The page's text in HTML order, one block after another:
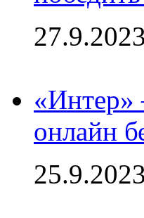
«Интер»
онлайн